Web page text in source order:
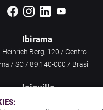
Ibirama
Heinrich Berg, 120 / Centro
/ SC / 89.140-000 / Brasil
Joinville
João Colin, 1285 / América